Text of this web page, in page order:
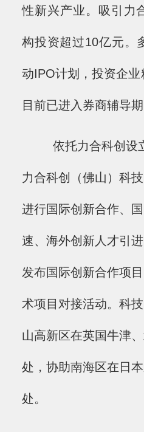
性新兴产业。吸引力
构投资超过10亿元。
动IPO计划，投资企
目前已进入券商辅导期
依托力合科创设
力合科创（佛山）科
进行国际创新合作、
速、海外创新人才引
发布国际创新合作项
术项目对接活动。科
山高新区在英国牛津
处，协助南海区在日
处。